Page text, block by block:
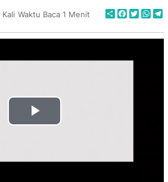
Waktu Baca 1 Menit Share
Play